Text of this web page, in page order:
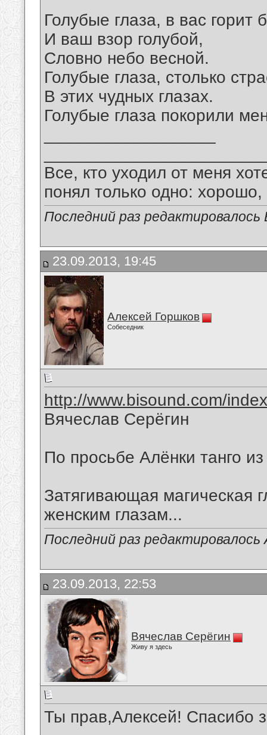
Голубые глаза, в вас горит
И ваш взор голубой,
Словно небо весной.
Голубые глаза, столько
В этих чудных глазах.
Голубые глаза покорили
Все, кто уходил от меня
понял только одно:
Последний раз
23.09.2013, 19:45
Алексей Горшков
Собеседник
http://www.bisound.com/
Вячеслав Серёгин
По просьбе Алёнки танго
Затягивающая магическая
женским глазам...
Последний раз
23.09.2013, 22:53
Вячеслав Серёгин
Живу я здесь
Ты прав,Алексей! Спасибо